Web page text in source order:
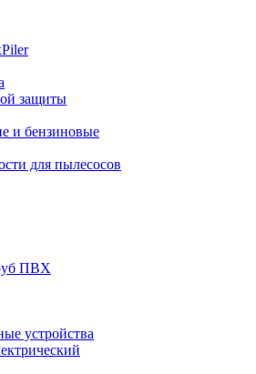
защиты
и бензиновые
для пылесосов
ПВХ
устройства